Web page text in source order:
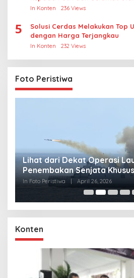
Thailand
In Konten 236 Views
5
Solusi Cerdas Melakukan Top
dengan Harga Terjangkau
In Konten 232 Views
Foto Peristiwa
Lihat dari Dekat Operasi
Penembakan Senjata
In Foto Peristiwa | April 26, 2026
Konten